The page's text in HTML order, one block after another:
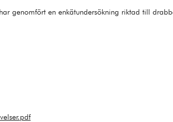
genomfört en enkätundersökning riktad till